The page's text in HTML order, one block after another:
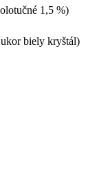
1,5 %)
biely kryštál)